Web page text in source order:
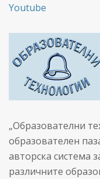
Youtube
„Образователни
образователен
авторска система
различните